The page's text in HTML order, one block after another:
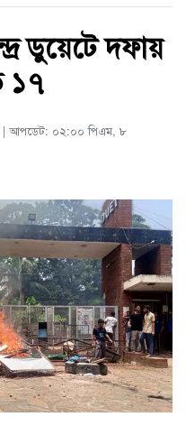
ডুয়েটে দফায়
১৭
| আপডেট: ০২:০০ পিএম, ৮